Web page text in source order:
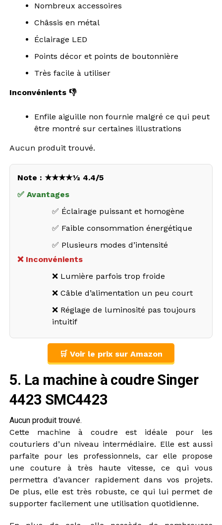
Nombreux accessoires
Châssis en métal
Éclairage LED
Points décor et points de boutonnière
Très facile à utiliser
Inconvénients 👎
Enfile aiguille non fournie malgré ce qui peut
être montré sur certaines illustrations
Aucun produit trouvé.
Note : ★★★★½ 4.4/5
✅ Avantages
✅ Éclairage puissant et homogène
✅ Faible consommation énergétique
✅ Plusieurs modes d’intensité
❌ Inconvénients
❌ Lumière parfois trop froide
❌ Câble d’alimentation un peu court
❌ Réglage de luminosité pas toujours
intuitif
🛒 Voir le prix sur Amazon
5. La machine à coudre Singer
4423 SMC4423
Aucun produit trouvé.
Cette machine à coudre est idéale pour les
couturiers d’un niveau intermédiaire. Elle est aussi
parfaite pour les professionnels, car elle propose
une couture à très haute vitesse, ce qui vous
permettra d’avancer rapidement dans vos projets.
De plus, elle est très robuste, ce qui lui permet de
supporter facilement une utilisation quotidienne.